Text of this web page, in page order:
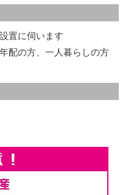
置に伺います
配の方、一人暮らしの方